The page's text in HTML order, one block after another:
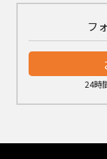
フ
24時